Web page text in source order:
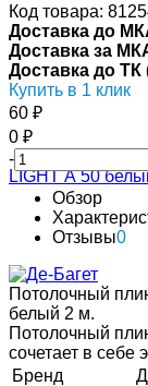
Код товара:
Доставка до
Доставка за
Доставка до
Купить в 1 клик
60 ₽
0 ₽
-
Обзор
Отзывы0
Потолочный
белый 2 м.
Потолочный
сочетает в себе
Бренд